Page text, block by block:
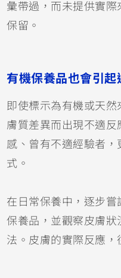
彙帶過，而未提供實
保留。
有機保養品也會引起
即使標示為有機或天
膚質差異而出現不適
感、曾有不適經驗者
式。
在日常保養中，逐步
保養品，並觀察皮膚
法。皮膚的實際反應，